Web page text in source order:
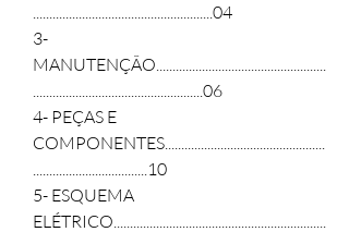
.......................................................04
3-
MANUTENÇÃO....................................................
....................................................06
4- PEÇAS E
COMPONENTES.................................................
...................................10
5- ESQUEMA
ELÉTRICO.................................................................